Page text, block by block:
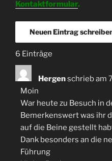
Kontaktformular.
6 Einträge
Hergenschrieb am
Moin
War heute zu Besuch in
Bemerkenswert was ihr
auf die Beine gestellt
Dank besonders an die
Führung